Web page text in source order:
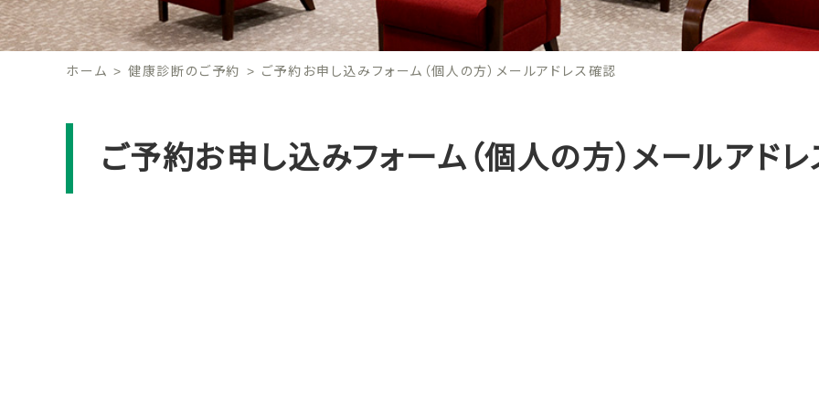
ホーム 健康診断のご予約 ご予約お申し込みフォーム（個人の方）メールアドレス確認
ご予約お申し込みフォーム（個人の方）メールアド